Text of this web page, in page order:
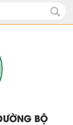
BỘ